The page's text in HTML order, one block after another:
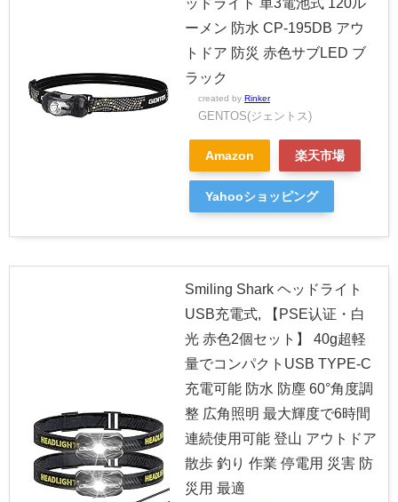
ーメン 防水 CP-195DB アウ
トドア 防災 赤色サブLED ブ
ラック
created by Rinker
GENTOS(ジェントス)
Amazon 楽天市場
Yahooショッピング
Smiling Shark ヘッドライト
USB充電式, 【PSE认证・白
光 赤色2個セット】 40g超軽
量でコンパクトUSB TYPE-C
充電可能 防水 防塵 60°角度調
整 広角照明 最大輝度で6時間
連続使用可能 登山 アウトドア
散歩 釣り 作業 停電用 災害 防
災用 最適